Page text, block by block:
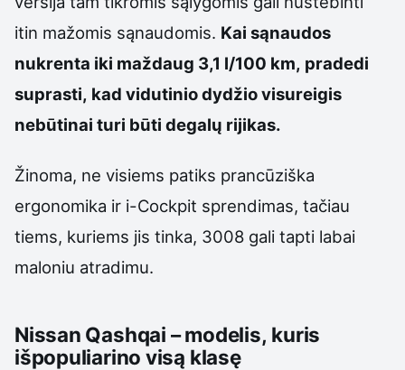
itin mažomis sąnaudomis. Kai sąnaudos
nukrenta iki maždaug 3,1 l/100 km, pradedi
suprasti, kad vidutinio dydžio visureigis
nebūtinai turi būti degalų rijikas.
Žinoma, ne visiems patiks prancūziška
ergonomika ir i-Cockpit sprendimas, tačiau
tiems, kuriems jis tinka, 3008 gali tapti labai
maloniu atradimu.
Nissan Qashqai – modelis, kuris
išpopuliarino visą klasę